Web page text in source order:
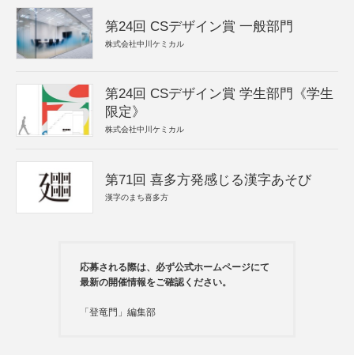
第24回 CSデザイン賞 一般部門
株式会社中川ケミカル
第24回 CSデザイン賞 学生部門《学生
限定》
株式会社中川ケミカル
第71回 喜多方発感じる漢字あそび
漢字のまち喜多方
応募される際は、必ず公式ホームページにて
最新の開催情報をご確認ください。
「登竜門」編集部